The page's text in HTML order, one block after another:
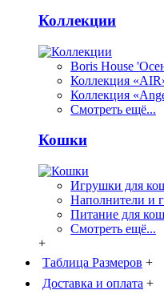
Коллекции
Boris House
Коллекция
Коллекция
Смотреть ещё...
Кошки
Игрушки для
Наполнители и
Питание для
Смотреть ещё...
+
Таблица Размеров +
Доставка и оплата +